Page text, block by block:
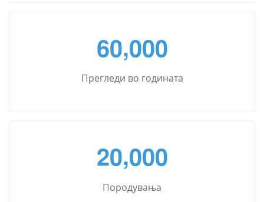
60,000
Прегледи во годината
20,000
Породувања